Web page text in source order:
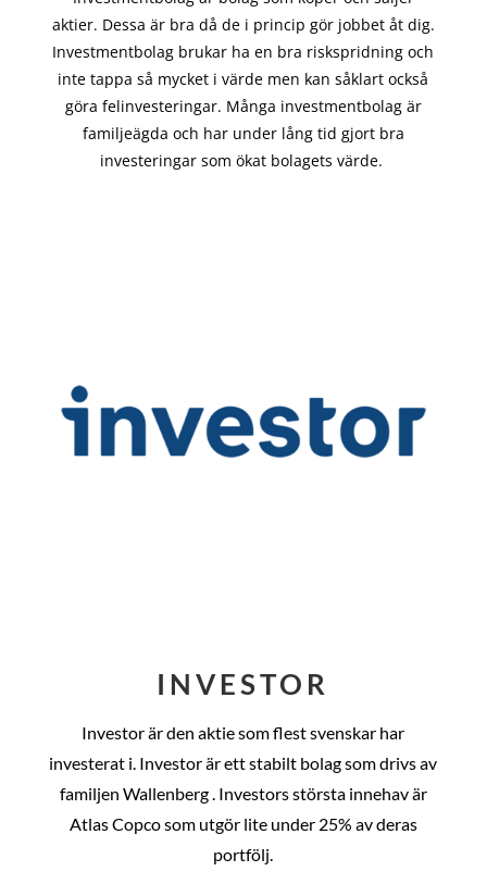
aktier. Dessa är bra då de i princip görjobbet åt dig.
Investmentbolag brukar ha en bra riskspridning och
inte tappa så mycket i värde men kan såklart också
göra felinvesteringar. Många investmentbolag är
familjeägda och har under lång tid gjort bra
investeringar som ökat bolagets värde.
INVESTOR
Investor är den aktie som flest svenskar har
investerat i. Investor är ett stabilt bolag som drivs av
familjen Wallenberg . Investors största innehav är
Atlas Copco som utgör lite under 25% av deras
portfölj.